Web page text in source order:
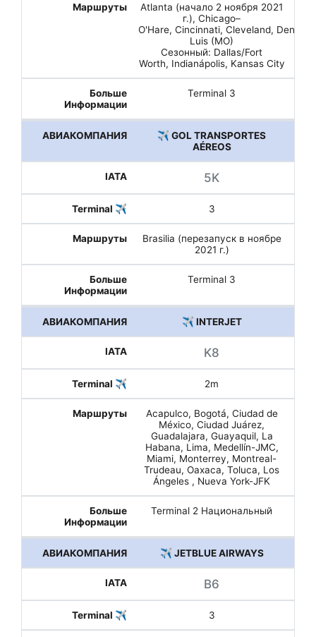
Atlanta (начало 2 ноября 2021
г.), Chicago–
O'Hare, Cincinnati, Cleveland,
Luis (MO)
Сезонный: Dallas/Fort
Worth, Indianápolis, Kansas City
Terminal 3
✈️ GOL TRANSPORTES
AÉREOS
5K
3
Brasilia (перезапуск в ноябре
2021 г.)
Terminal 3
✈️ INTERJET
K8
2m
Acapulco, Bogotá, Ciudad de
México, Ciudad Juárez,
Guadalajara, Guayaquil, La
Habana, Lima, Medellín-JMC,
Miami, Monterrey, Montreal-
Trudeau, Oaxaca, Toluca, Los
Ángeles , Nueva York-JFK
Terminal 2 Национальный
✈️ JETBLUE AIRWAYS
B6
3